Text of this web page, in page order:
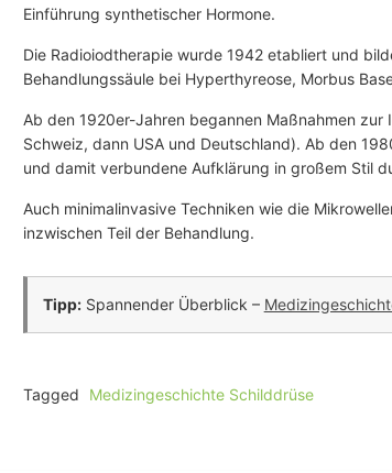
Einführung synthetischer Hormone.
Die Radioiodtherapie wurde 1942 etabliert und
Behandlungssäule bei Hyperthyreose, Morbus
Ab den 1920er-Jahren begannen Maßnahmen
Schweiz, dann USA und Deutschland). Ab den
und damit verbundene Aufklärung in großem Stil
Auch minimalinvasive Techniken wie die
inzwischen Teil der Behandlung.
Tipp:Spannender Überblick –
Tagged Medizingeschichte Schilddrüse